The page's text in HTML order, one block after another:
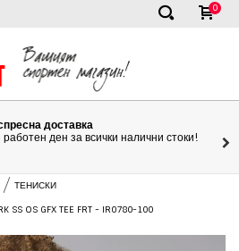
✕
0
доставка
ден за всички налични стоки!
ТЕНИСКИ
OS GFX TEE FRT - IR0780-100